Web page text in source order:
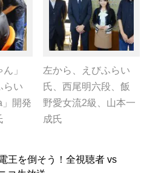
」
らい
」開発
左から、えびふらい
氏、西尾明六段、飯
野愛女流2級、山本一
成氏
王を倒そう！全視聴者 vs